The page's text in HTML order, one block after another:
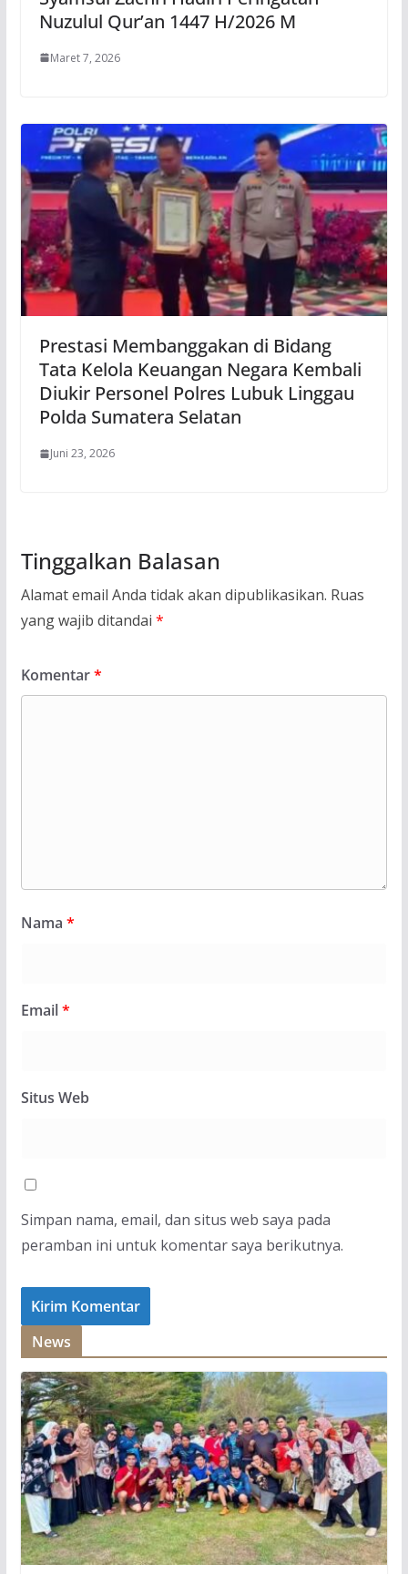
Nuzulul Qur’an 1447 H/2026 M
Maret 7, 2026
Prestasi Membanggakan di Bidang
Tata Kelola Keuangan Negara Kembali
Diukir Personel Polres Lubuk Linggau
Polda Sumatera Selatan
Juni 23, 2026
Tinggalkan Balasan
Alamat email Anda tidak akan dipublikasikan. Ruas
yang wajib ditandai *
Komentar*
Nama *
Email*
Situs Web
Simpan nama, email, dan situs web saya pada
peramban ini untuk komentar saya berikutnya.
News